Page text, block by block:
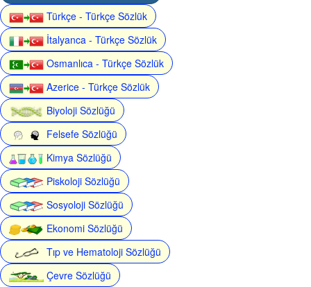
Türkçe - Türkçe Sözlük
İtalyanca - Türkçe Sözlük
Osmanlıca - Türkçe Sözlük
Azerice - Türkçe Sözlük
Biyoloji Sözlüğü
Felsefe Sözlüğü
Kimya Sözlüğü
Piskoloji Sözlüğü
Sosyoloji Sözlüğü
Ekonomi Sözlüğü
Tıp ve Hematoloji Sözlüğü
Çevre Sözlüğü